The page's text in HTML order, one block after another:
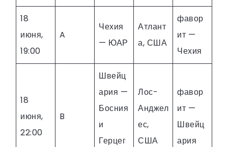
18
июня,
19:00
A
Чехия
— ЮАР
Атлант
а, США
фавор
ит —
Чехия
18
июня,
22:00
B
Швейц
ария —
Босния
и
Герцег
Лос-
Анджел
ес,
США
фавор
ит —
Швейц
ария